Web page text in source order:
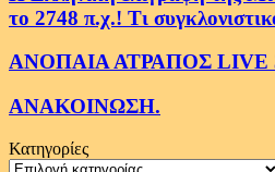
το 2748 π.χ.! Τι
ΑΝΟΠΑΙΑ ΑΤΡΑΠΟΣ LIVE
ΑΝΑΚΟΙΝΩΣΗ.
Κατηγορίες
Κατηγορίες